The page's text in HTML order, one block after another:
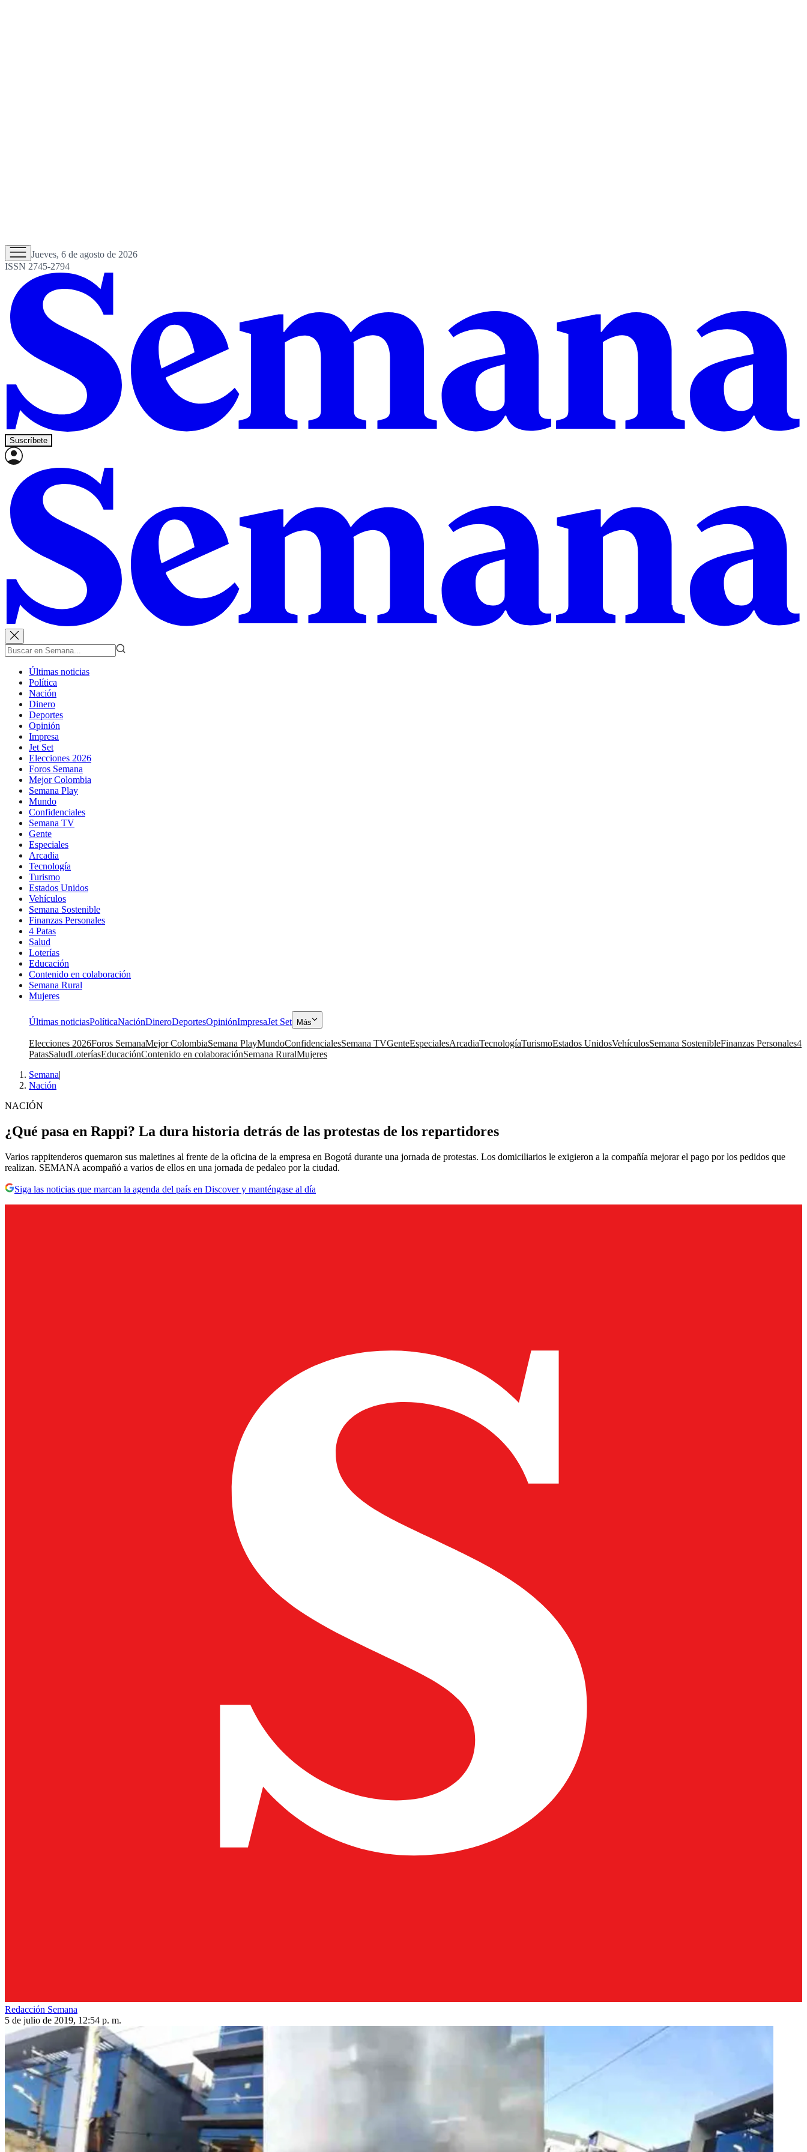
Jueves, 6 de agosto de 2026
ISSN 2745-2794
Suscríbete
Últimas noticias
Política
Nación
Dinero
Deportes
Opinión
Impresa
Jet Set
Elecciones 2026
Foros Semana
Mejor Colombia
Semana Play
Mundo
Confidenciales
Semana TV
Gente
Especiales
Arcadia
Tecnología
Turismo
Estados Unidos
Vehículos
Semana Sostenible
Finanzas Personales
4 Patas
Salud
Loterías
Educación
Contenido en colaboración
Semana Rural
Mujeres
Últimas noticiasPolíticaNaciónDineroDeportesOpiniónImpresaJet Set Más
Elecciones 2026Foros SemanaMejor ColombiaSemana PlayMundoConfidencialesSemana TVGenteEspecialesArcadiaTecnologíaTurismoEstados UnidosVehículosSemana SostenibleFinanzas Personales4
PatasSaludLoteríasEducaciónContenido en colaboraciónSemana RuralMujeres
Semana|
Nación
NACIÓN
¿Qué pasa en Rappi? La dura historia detrás de las protestas de los repartidores
Varios rappitenderos quemaron sus maletines al frente de la oficina de la empresa en Bogotá durante una jornada de protestas. Los domiciliarios le exigieron a la compañía mejorar el pago por los pedidos que
realizan. SEMANA acompañó a varios de ellos en una jornada de pedaleo por la ciudad.
Siga las noticias que marcan la agenda del país en Discover y manténgase al día
Redacción Semana
5 de julio de 2019, 12:54 p. m.